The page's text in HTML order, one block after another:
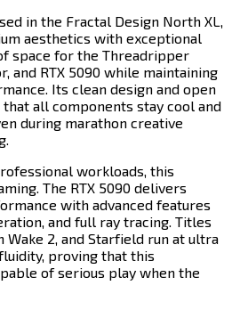
in the Fractal Design North XL,
aesthetics with exceptional
space for the Threadripper
and RTX 5090 while maintaining
Its clean design and open
all components stay cool and
during marathon creative
workloads, this
The RTX 5090 delivers
with advanced features
and full ray tracing. Titles
Wake 2, and Starfield run at ultra
proving that this
of serious play when the